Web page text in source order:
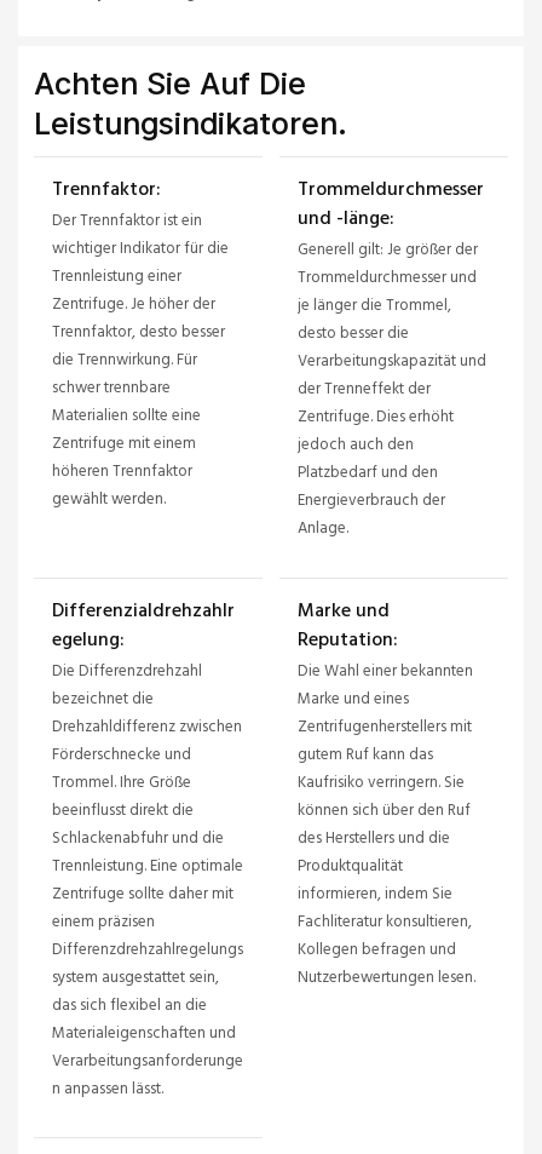
Achten Sie Auf Die
Leistungsindikatoren.
Trennfaktor:
Der Trennfaktor ist ein
wichtiger Indikator für die
Trennleistung einer
Zentrifuge. Je höher der
Trennfaktor, desto besser
die Trennwirkung. Für
schwer trennbare
Materialien sollte eine
Zentrifuge mit einem
höheren Trennfaktor
gewählt werden.
Trommeldurchmesser
und -länge:
Generell gilt: Je größer der
Trommeldurchmesser und
je länger die Trommel,
desto besser die
Verarbeitungskapazität und
der Trenneffekt der
Zentrifuge. Dies erhöht
jedoch auch den
Platzbedarf und den
Energieverbrauch der
Anlage.
Differenzialdrehzahlr
egelung:
Die Differenzdrehzahl
bezeichnet die
Drehzahldifferenz zwischen
Förderschnecke und
Trommel. Ihre Größe
beeinflusst direkt die
Schlackenabfuhr und die
Trennleistung. Eine optimale
Zentrifuge sollte daher mit
einem präzisen
Differenzdrehzahlregelungs
system ausgestattet sein,
das sich flexibel an die
Materialeigenschaften und
Verarbeitungsanforderunge
n anpassen lässt.
Marke und
Reputation:
Die Wahl einer bekannten
Marke und eines
Zentrifugenherstellers mit
gutem Ruf kann das
Kaufrisiko verringern. Sie
können sich über den Ruf
des Herstellers und die
Produktqualität
informieren, indem Sie
Fachliteratur konsultieren,
Kollegen befragen und
Nutzerbewertungen lesen.